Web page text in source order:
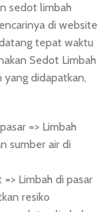
sedot limbah
di website
tepat waktu
Sedot Limbah
yang didapatkan,
=> Limbah
sumber air di
Limbah di pasar
resiko